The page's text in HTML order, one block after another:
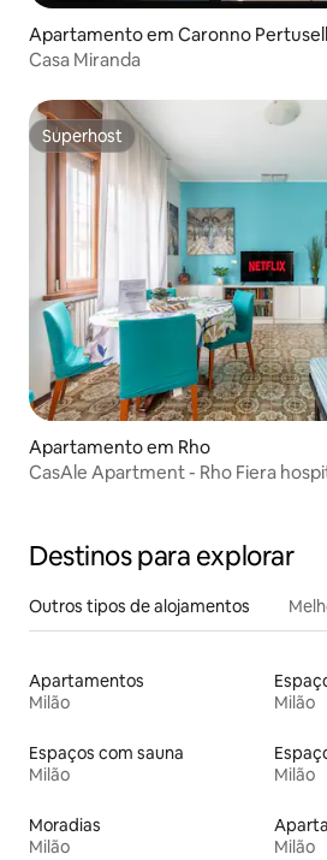
Apartamento em Caronno
Casa Miranda
Superhost
Superhost
Apartamento em Rho
CasAle Apartment - Rho Fiera
Destinos para explorar
Outros tipos de alojamentos
Apartamentos
Milão
Milão
Espaços com sauna
Milão
Milão
Moradias
Milão
Milão